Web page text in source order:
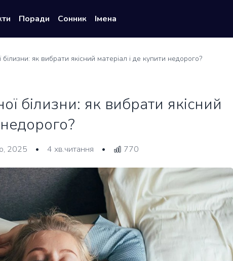
Поради Сонник Імена
як вибрати якісний матеріал і де купити недорого?
білизни: як вибрати якісний
2025 • 4 хв.читання • 770